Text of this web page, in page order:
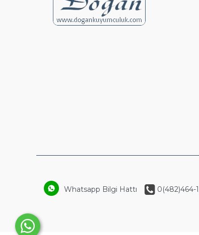
Whatsapp Bilgi Hattı 0(482)464-